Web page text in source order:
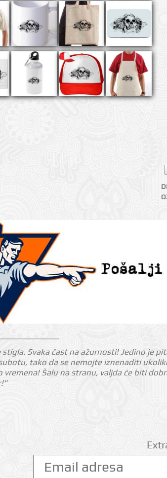
stigla. Svaka čast na ažurnosti! Jedino je
tako da se nemojte iznenaditi
Šalu na stranu, valjda će biti